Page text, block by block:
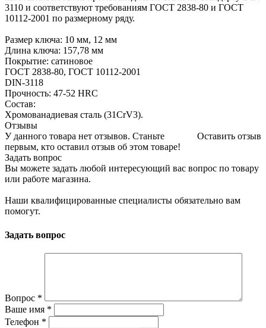
3110 и соответствуют требованиям ГОСТ 2838-80 и ГОСТ
10112-2001 по размерному ряду.
Размер ключа: 10 мм, 12 мм
Длина ключа: 157,78 мм
Покрытие: сатиновое
ГОСТ 2838-80, ГОСТ 10112-2001
DIN-3118
Прочность: 47-52 HRC
Состав:
Хромованадиевая сталь (31CrV3).
Отзывы
Оставить отзыв
У данного товара нет отзывов. Станьте
первым, кто оставил отзыв об этом товаре!
Задать вопрос
Вы можете задать любой интересующий вас вопрос по товару
или работе магазина.
Наши квалифицированные специалисты обязательно вам
помогут.
Задать вопрос
Вопрос *
Ваше имя *
Телефон *